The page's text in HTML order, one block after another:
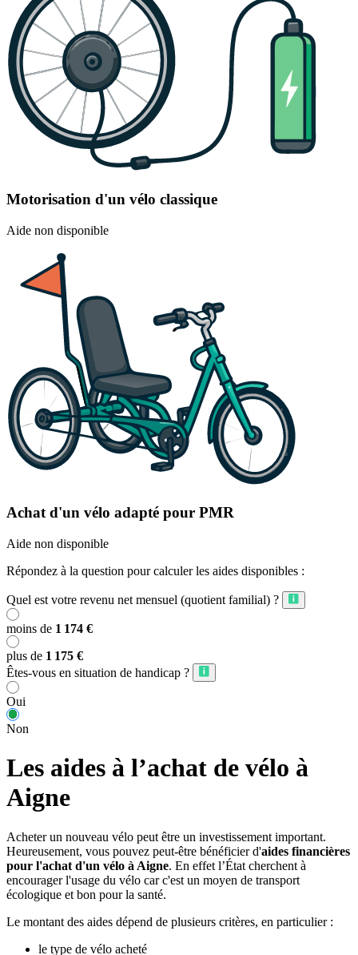
Motorisation d'un vélo classique
Aide non disponible
Achat d'un vélo adapté pour PMR
Aide non disponible
Répondez à la question pour calculer les aides disponibles :
Quel est votre revenu net mensuel (quotient familial) ?
moins de 1 174 €
plus de 1 175 €
Êtes-vous en situation de handicap ?
Oui
Non
Les aides à l’achat de vélo à
Aigne
Acheter un nouveau vélo peut être un investissement important.
Heureusement, vous pouvez peut-être bénéficier d'aides financières
pour l'achat d'un vélo à Aigne. En effet l’État cherchent à
encourager l'usage du vélo car c'est un moyen de transport
écologique et bon pour la santé.
Le montant des aides dépend de plusieurs critères, en particulier :
le type de vélo acheté